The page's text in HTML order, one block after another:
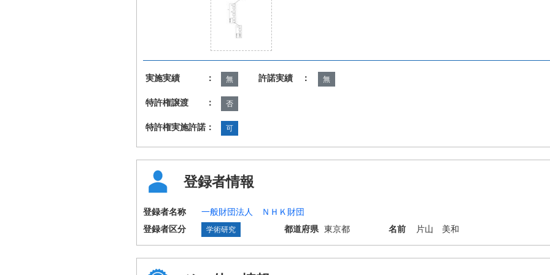
実施実績 ： 無 許諾実績 ： 無
特許権譲渡 ： 否
特許権実施許諾： 可
登録者情報
登録者名称
一般財団法人 ＮＨＫ財団
登録者区分
学術研究 都道府県 東京都 名前 片山 美和